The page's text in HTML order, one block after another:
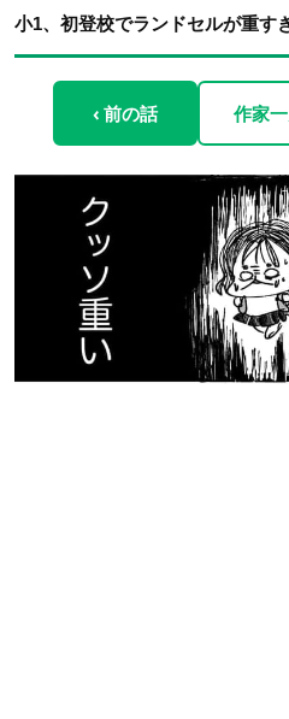
小1、初登校でランドセルが重す
‹ 前の話 作家